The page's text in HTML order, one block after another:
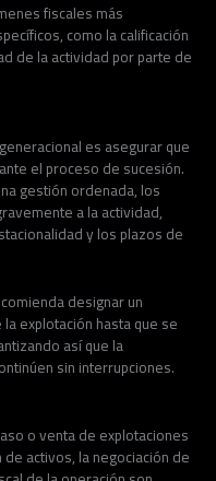
fiscales más
como la calificación
de la actividad por parte de
es asegurar que
el proceso de sucesión.
gestión ordenada, los
a la actividad,
y los plazos de
designar un
explotación hasta que se
así que la
sin interrupciones.
o venta de explotaciones
activos, la negociación de